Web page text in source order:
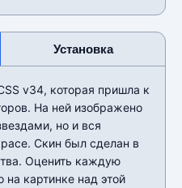
Установка
v34, которая пришла к
На ней изображено
но и вся
Скин был сделан в
Оценить каждую
картинке над этой